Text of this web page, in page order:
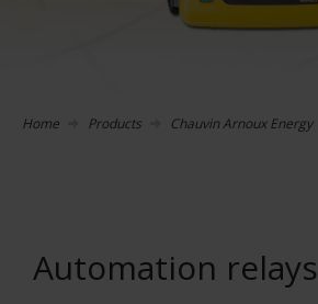
Home Products Chauvin Arnoux Energy
Automation relays